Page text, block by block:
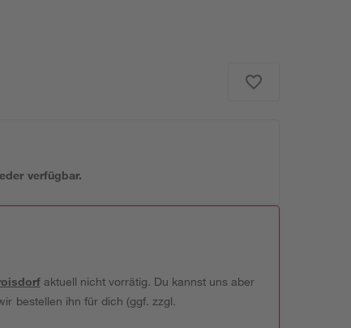
verfügbar.
aktuell nicht vorrätig. Du kannst uns aber
bestellen ihn für dich (ggf. zzgl.